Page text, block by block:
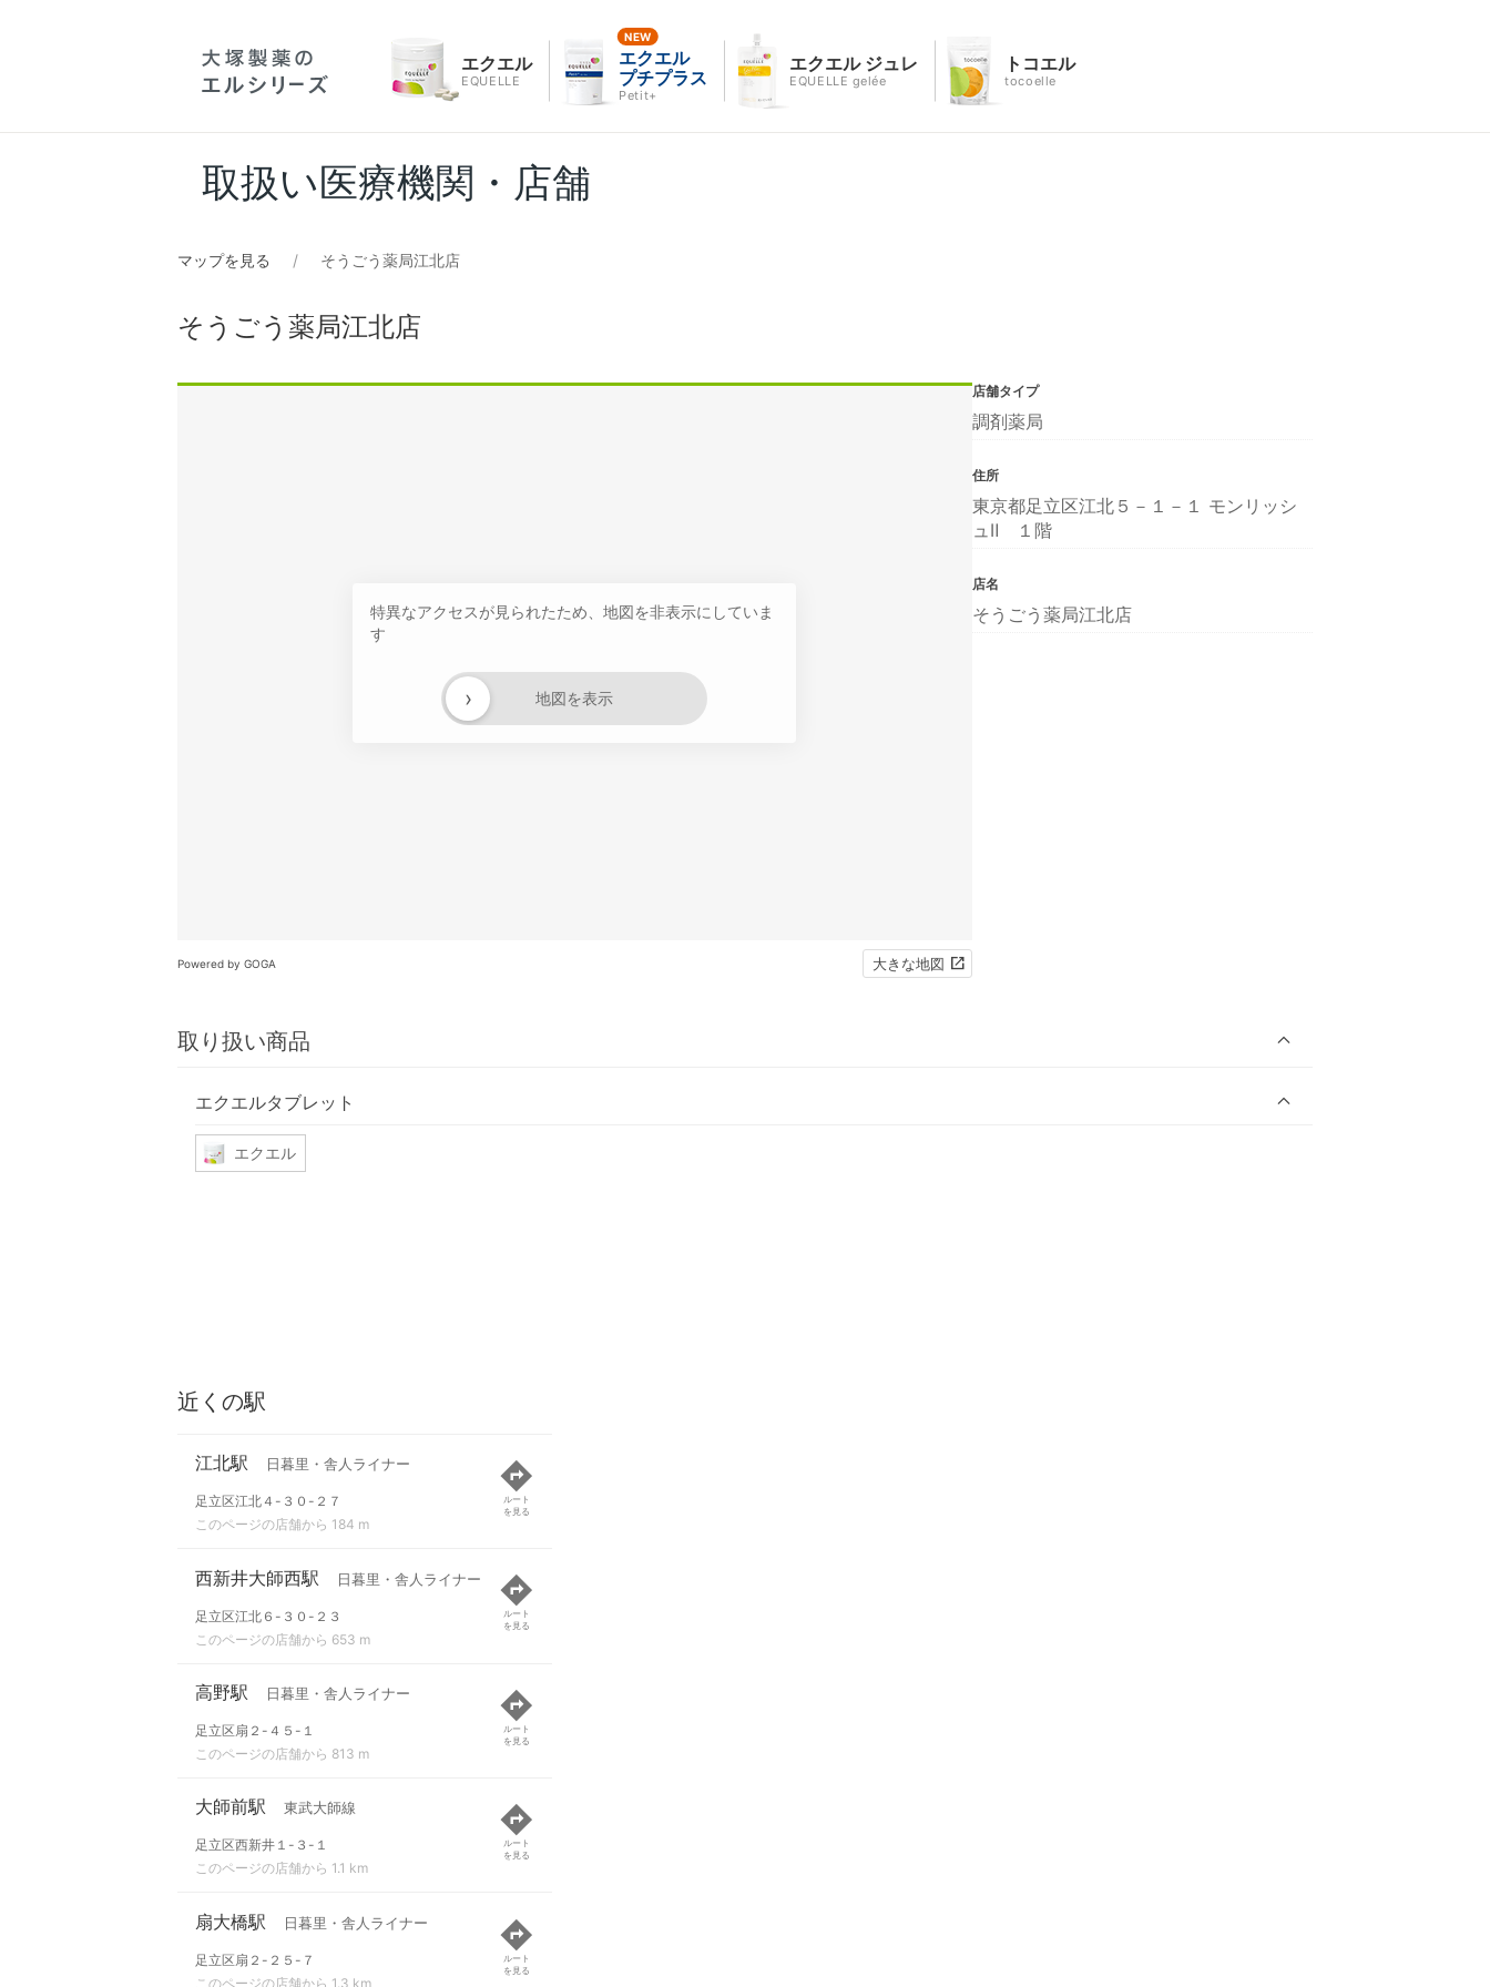
エクエル
EQUELLE
エクエル
プチプラス
Petit+
エクエル ジュレ
EQUELLE gelée
トコエル
tocoelle
取扱い医療機関・店舗
マップを見る そうごう薬局江北店
そうごう薬局江北店
特異なアクセスが見られたため、地図を非表示にしていま
す
地図を表示
›
Powered by GOGA 大きな地図
取り扱い商品
エクエルタブレット
エクエル
店舗タイプ
調剤薬局
住所
東京都足立区江北５－１－１ モンリッシ
ュⅡ １階
店名
そうごう薬局江北店
近くの駅
江北駅 日暮里・舎人ライナー
足立区江北４-３０-２７
このページの店舗から 184 m
ルート
を見る
西新井大師西駅 日暮里・舎人ライナー
足立区江北６-３０-２３
このページの店舗から 653 m
ルート
を見る
高野駅 日暮里・舎人ライナー
足立区扇２-４５-１
このページの店舗から 813 m
ルート
を見る
大師前駅 東武大師線
足立区西新井１-３-１
このページの店舗から 1.1 km
ルート
を見る
扇大橋駅 日暮里・舎人ライナー
足立区扇２-２５-７
このページの店舗から 1.3 km
ルート
を見る